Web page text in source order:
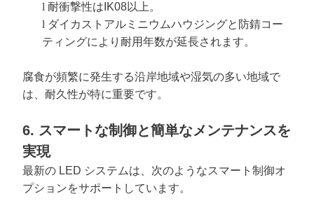
l 耐衝撃性はIK08以上。
l ダイカストアルミニウムハウジングと防錆コー
ティングにより耐用年数が延長されます。
腐食が頻繁に発生する沿岸地域や湿気の多い地域で
は、耐久性が特に重要です。
6. スマートな制御と簡単なメンテナンスを
実現
最新の LED システムは、次のようなスマート制御オ
プションをサポートしています。